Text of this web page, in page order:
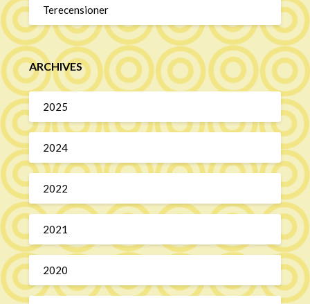
Terecensioner
ARCHIVES
2025
2024
2022
2021
2020